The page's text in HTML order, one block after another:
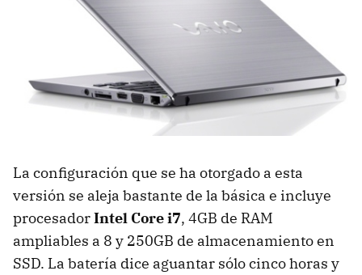
La configuración que se ha otorgado a esta
versión se aleja bastante de la básica e incluye
procesadorIntel Core i7, 4GB de RAM
ampliables a 8 y 250GB de almacenamiento en
SSD. La batería dice aguantar sólo cinco horas y